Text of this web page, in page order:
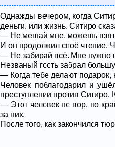
Однажды вечером, когда
деньги, или жизнь. Ситиро
— Не мешай мне, можешь
И он продолжил своё чтение.
— Не забирай всё. Мне нужно
Незваный гость забрал
— Когда тебе делают
Человек поблагодарил и
преступлении против Ситиро.
— Этот человек не вор, по
за них.
После того, как закончился